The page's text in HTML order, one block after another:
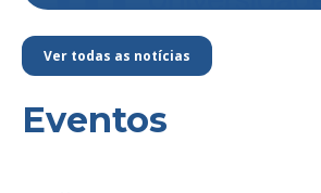
Ver todas as notícias
Eventos